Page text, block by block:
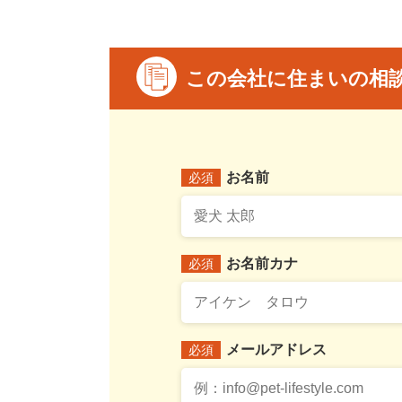
この会社に住まいの相
必須 お名前
必須 お名前カナ
必須 メールアドレス